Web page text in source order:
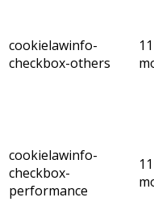
cookielawinfo-
checkbox-others
11
cookielawinfo-
checkbox-
performance
11